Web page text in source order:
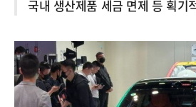
국내 생산제품 세금 면제 등 획기